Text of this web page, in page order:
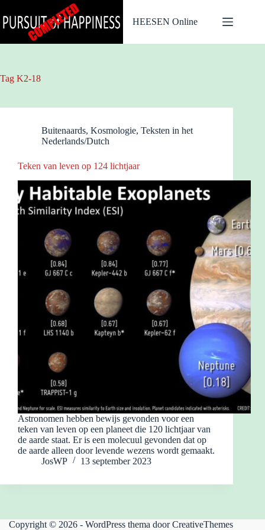
naar
de
HEESEN Online
Tag K2-18
Buitenaards, Kosmologie, Teksten in het
Nederlands/Dutch
Teken van leven op 124 lichtjaar
Astronomen hebben bewijs gevonden voor een
teken van leven op een planeet die 120 lichtjaar van
de aarde staat. Er is een molecuul gevonden dat op
de aarde alleen door levende wezens wordt gemaakt.
JosWP
13 september 2023
Copyright © 2026 - WordPress thema doorCreativeThemes